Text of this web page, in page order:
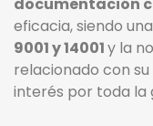
documentación
eficacia, siendo
9001 y 14001y la
relacionado con
interés por toda la